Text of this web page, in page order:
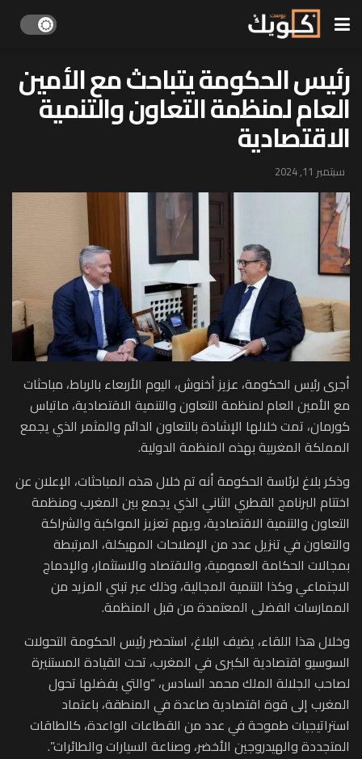
رئيس الحكومة يتباحث مع الأمين
العام لمنظمة التعاون والتنمية
الاقتصادية
سبتمبر 11, 2024
أجرى رئيس الحكومة، عزيز أخنوش، اليوم الأربعاء بالرباط، مباحثات
مع الأمين العام لمنظمة التعاون والتنمية الاقتصادية، ماتياس
كورمان، تمت خلالها الإشادة بالتعاون الدائم والمثمر الذي يجمع
المملكة المغربية بهذه المنظمة الدولية.
وذكر بلاغ لرئاسة الحكومة أنه تم خلال هذه المباحثات، الإعلان عن
اختتام البرنامج القطري الثاني الذي يجمع بين المغرب ومنظمة
التعاون والتنمية الاقتصادية، ويهم تعزيز المواكبة والشراكة
والتعاون في تنزيل عدد من الإصلاحات المهيكلة، المرتبطة
بمجالات الحكامة العمومية، والاقتصاد والاستثمار، والإدماج
الاجتماعي وكذا التنمية المجالية، وذلك عبر تبني المزيد من
الممارسات الفضلى المعتمدة من قبل المنظمة.
وخلال هذا اللقاء، يضيف البلاغ، استحضر رئيس الحكومة التحولات
السوسيو اقتصادية الكبرى في المغرب، تحت القيادة المستنيرة
لصاحب الجلالة الملك محمد السادس، “والتي بفضلها تحول
المغرب إلى قوة اقتصادية صاعدة في المنطقة، باعتماد
استراتيجيات طموحة في عدد من القطاعات الواعدة، كالطاقات
المتجددة والهيدروجين الأخضر، وصناعة السيارات والطائرات”.